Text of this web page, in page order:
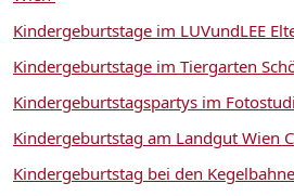
Kindergeburtstage im LUVundLEE
Kindergeburtstage im Tiergarten
Kindergeburtstagspartys im
Kindergeburtstag am Landgut Wien
Kindergeburtstag bei den